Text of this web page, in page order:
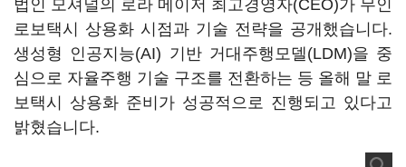
법인 모셔널의 로라 메이저 최고경영자(CEO)가 무인
로보택시 상용화 시점과 기술 전략을 공개했습니다.
생성형 인공지능(AI) 기반 거대주행모델(LDM)을 중
심으로 자율주행 기술 구조를 전환하는 등 올해 말 로
보택시 상용화 준비가 성공적으로 진행되고 있다고
밝혔습니다.